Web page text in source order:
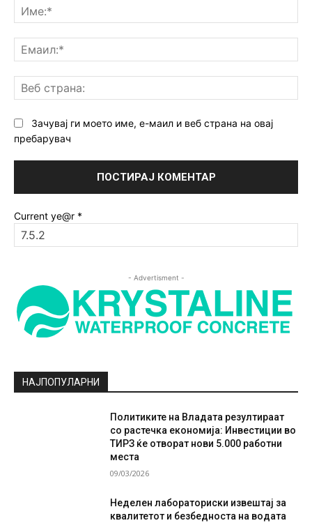
Зачувај ги моето име, е-маил и веб страна на овај
пребарувач
Current ye@r *
- Advertisment -
НАЈПОПУЛАРНИ
Политиките на Владата резултираат
со растечка економија: Инвестиции во
ТИРЗ ќе отворат нови 5.000 работни
места
09/03/2026
Неделен лабораториски извештај за
квалитетот и безбедноста на водата